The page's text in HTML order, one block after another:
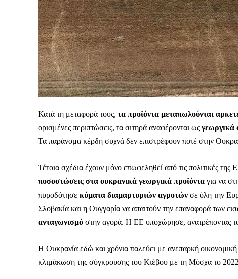
Κατά τη μεταφορά τους, τα προϊόντα μεταπωλούνται
ορισμένες περιπτώσεις, τα σιτηρά αναφέρονται ως γεωργικά
Τα παράνομα κέρδη συχνά δεν επιστρέφουν ποτέ στην
Τέτοια σχέδια έχουν μόνο επωφεληθεί από τις πολιτικές
ποσοστώσεις στα ουκρανικά γεωργικά προϊόντα για να
πυροδότησε κύματα διαμαρτυριών αγροτών σε όλη την
Σλοβακία και η Ουγγαρία να απαιτούν την επαναφορά των
ανταγωνισμό στην αγορά. Η ΕΕ υποχώρησε, ανατρέποντας
Η Ουκρανία εδώ και χρόνια παλεύει με ανεπαρκή
κλιμάκωση της σύγκρουσης του Κιέβου με τη Μόσχα το